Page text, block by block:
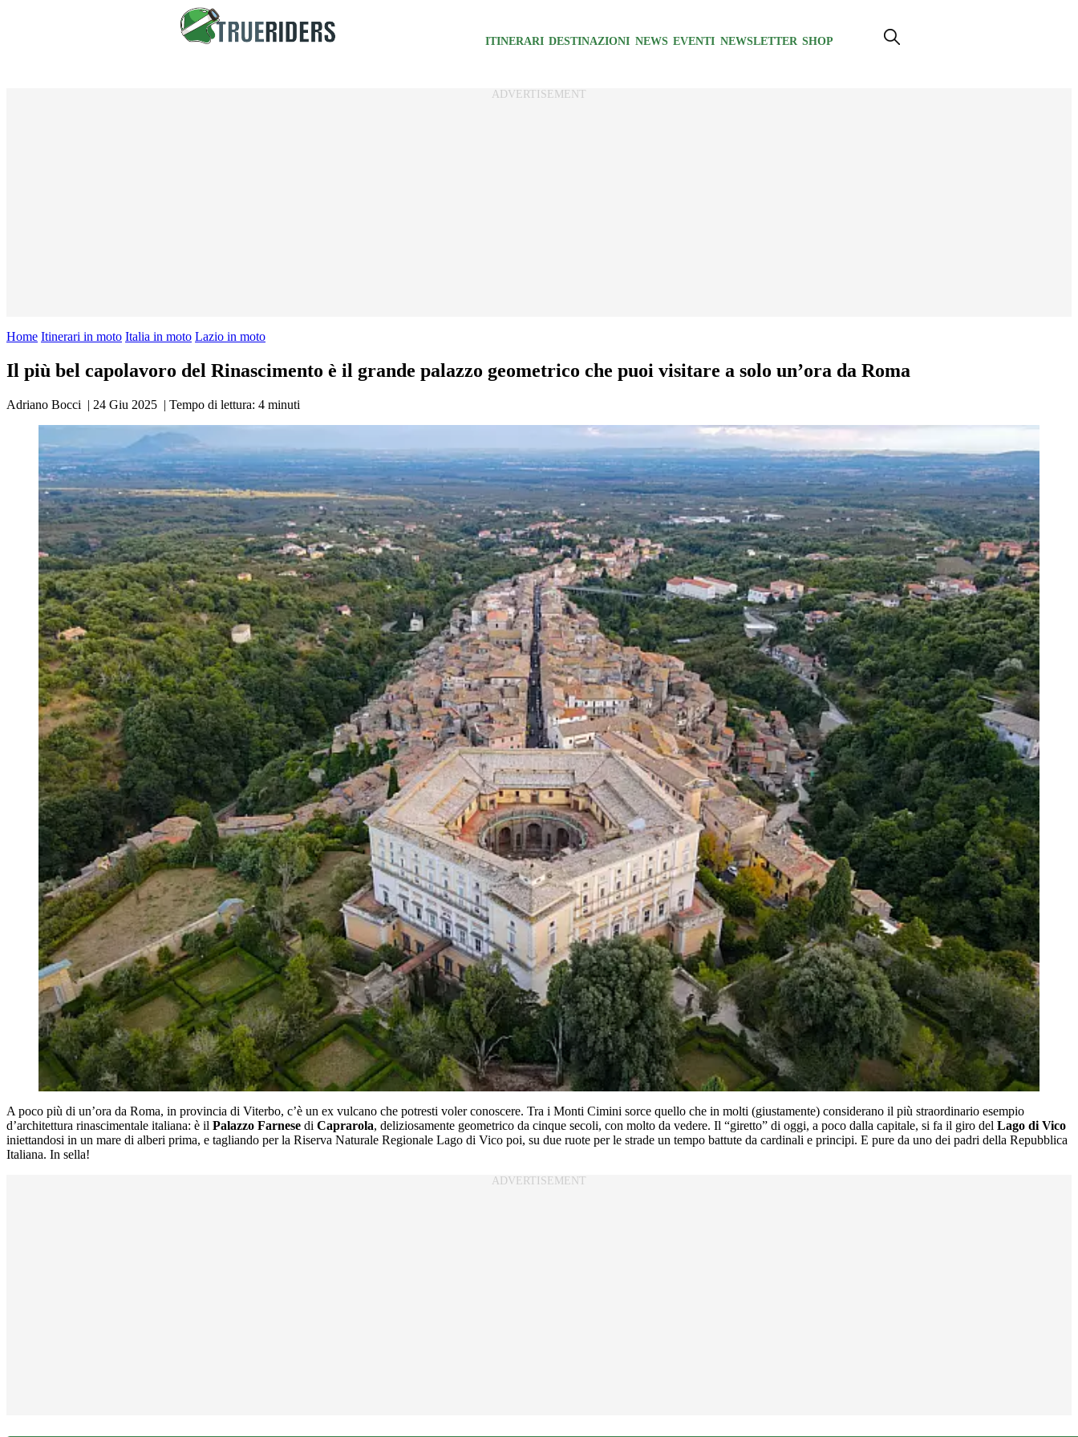
ITINERARI DESTINAZIONI NEWS EVENTI NEWSLETTER SHOP
Home Itinerari in moto Italia in moto Lazio in moto
Il più bel capolavoro del Rinascimento è il grande palazzo geometrico che puoi visitare a solo un’ora da Roma
Adriano Bocci | 24 Giu 2025 | Tempo di lettura: 4 minuti
A poco più di un’ora da Roma, in provincia di Viterbo, c’è un ex vulcano che potresti voler conoscere. Tra i Monti Cimini sorce quello che in molti (giustamente) considerano il più straordinario esempio
d’architettura rinascimentale italiana: è il Palazzo Farnese di Caprarola, deliziosamente geometrico da cinque secoli, con molto da vedere. Il “giretto” di oggi, a poco dalla capitale, si fa il giro del Lago di Vico
iniettandosi in un mare di alberi prima, e tagliando per la Riserva Naturale Regionale Lago di Vico poi, su due ruote per le strade un tempo battute da cardinali e principi. E pure da uno dei padri della Repubblica
Italiana. In sella!